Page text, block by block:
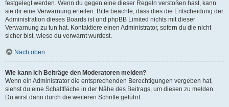
festgelegt werden. Wenn du gegen eine dieser Regeln verstoßen hast, kann
sie dir eine Verwarnung erteilen. Bitte beachte, dass dies die Entscheidung der
Administration dieses Boards ist und phpBB Limited nichts mit dieser
Verwarnung zu tun hat. Kontaktiere einen Administrator, sofern du die nicht
sicher bist, wieso du verwarnt wurdest.
Nach oben
Wie kann ich Beiträge den Moderatoren melden?
Wenn ein Administrator die entsprechenden Berechtigungen vergeben hat,
siehst du eine Schaltfläche in der Nähe des Beitrags, um diesen zu melden.
Du wirst dann durch die weiteren Schritte geführt.